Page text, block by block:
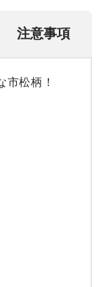
注意事項
市松柄！